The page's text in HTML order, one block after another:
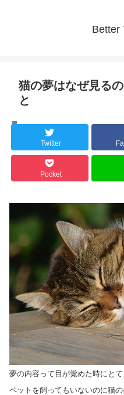
Better
猫の夢はなぜ見る
と
Twitter
Pocket
夢の内容って目が覚めた時にと
ペットを飼ってもいないのに猫